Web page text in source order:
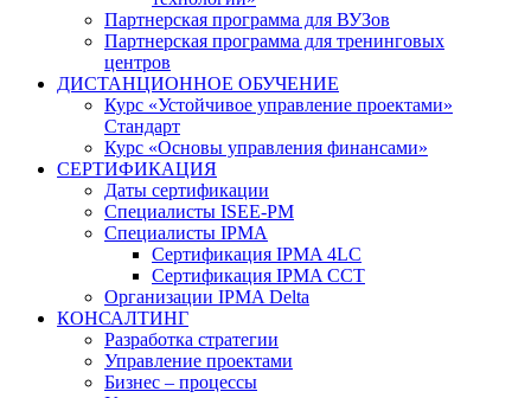
Партнерская программа для ВУЗов
Партнерская программа для тренинговых
центров
ДИСТАНЦИОННОЕ ОБУЧЕНИЕ
Курс «Устойчивое управление проектами»
Стандарт
Курс «Основы управления финансами»
СЕРТИФИКАЦИЯ
Даты сертификации
Специалисты ISEE-PM
Специалисты IPMA
Сертификация IPMA 4LC
Сертификация IPMA CCT
Организации IPMA Delta
КОНСАЛТИНГ
Разработка стратегии
Управление проектами
Бизнес – процессы